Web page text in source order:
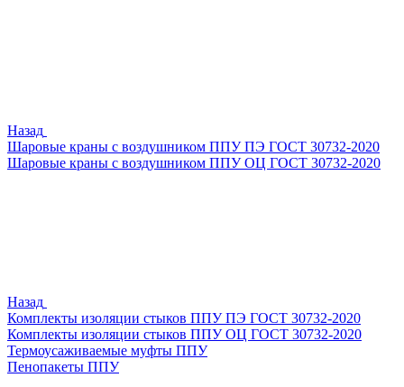
Назад
Шаровые краны с воздушником ППУ ПЭ ГОСТ 30732-2020
Шаровые краны с воздушником ППУ ОЦ ГОСТ 30732-2020
Назад
Комплекты изоляции стыков ППУ ПЭ ГОСТ 30732-2020
Комплекты изоляции стыков ППУ ОЦ ГОСТ 30732-2020
Термоусаживаемые муфты ППУ
Пенопакеты ППУ